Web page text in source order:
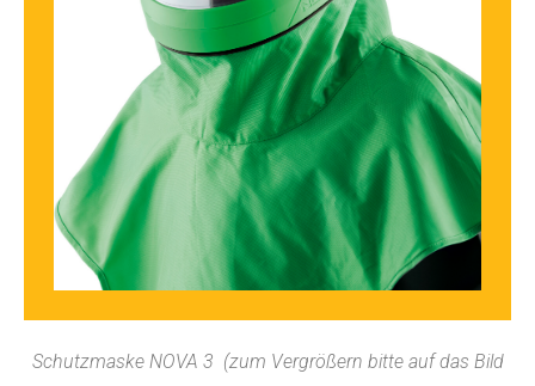
Schutzmaske NOVA 3 (zum Vergrößern bitte auf das Bild